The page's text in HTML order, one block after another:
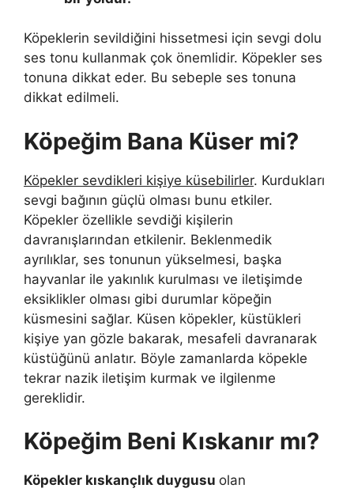
Köpeklerin sevildiğini hissetmesi için sevgi dolu
ses tonu kullanmak çok önemlidir. Köpekler ses
tonuna dikkat eder. Bu sebeple ses tonuna
dikkat edilmeli.
Köpeğim Bana Küser mi?
Köpekler sevdikleri kişiye küsebilirler. Kurdukları
sevgi bağının güçlü olması bunu etkiler.
Köpekler özellikle sevdiği kişilerin
davranışlarından etkilenir. Beklenmedik
ayrılıklar, ses tonunun yükselmesi, başka
hayvanlar ile yakınlık kurulması ve iletişimde
eksiklikler olması gibi durumlar köpeğin
küsmesini sağlar. Küsen köpekler, küstükleri
kişiye yan gözle bakarak, mesafeli davranarak
küstüğünü anlatır. Böyle zamanlarda köpekle
tekrar nazik iletişim kurmak ve ilgilenme
gereklidir.
Köpeğim Beni Kıskanır mı?
Köpekler kıskançlık duygusu olan